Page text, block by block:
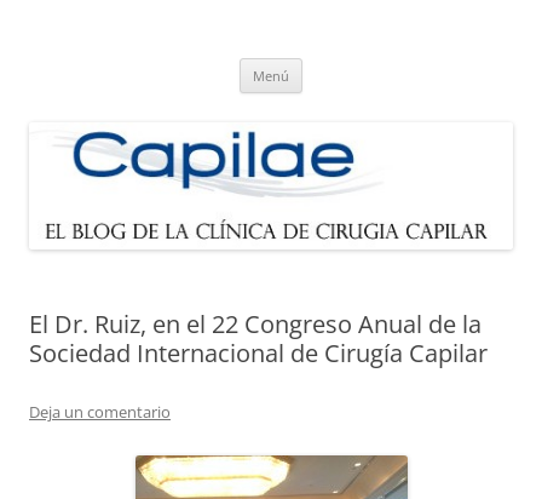
Menú
El Dr. Ruiz, en el 22 Congreso Anual de la
Sociedad Internacional de Cirugía Capilar
Deja un comentario